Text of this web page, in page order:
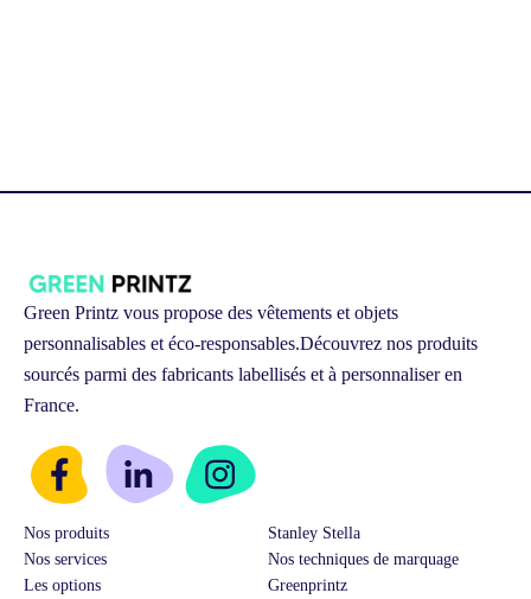
Green Printz vous propose des vêtements et objets
personnalisables et éco-responsables.Découvrez nos produits
sourcés parmi des fabricants labellisés et à personnaliser en
France.
Nos produits
Stanley Stella
Nos services
Nos techniques de marquage
Les options
Greenprintz